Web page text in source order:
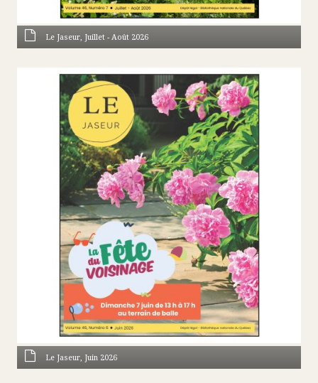
Le Jaseur, Juillet - Août 2026
Le Jaseur, Juin 2026